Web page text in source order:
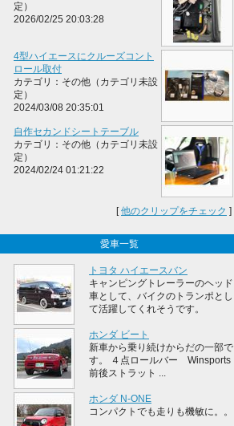
定）
2026/02/25 20:03:28
4型ハイエースにクルーズコント
ロール取付
カテゴリ：その他（カテゴリ未設
定）
2024/03/08 20:35:01
自作セカンドシートテーブル
カテゴリ：その他（カテゴリ未設
定）
2024/02/24 01:21:22
[他のクリップをチェック ]
愛車一覧
トヨタ ハイエースバン
キャンピングトレーラーのヘッド
車として、バイクのトランポとし
て活躍してくれそうです。
ホンダ ビート
新車から乗り続けからだの一部で
す。 ４点ロールバー Winsports
前後ストラット ...
ホンダ N-ONE
コンパクトでも走りも機敏に。。